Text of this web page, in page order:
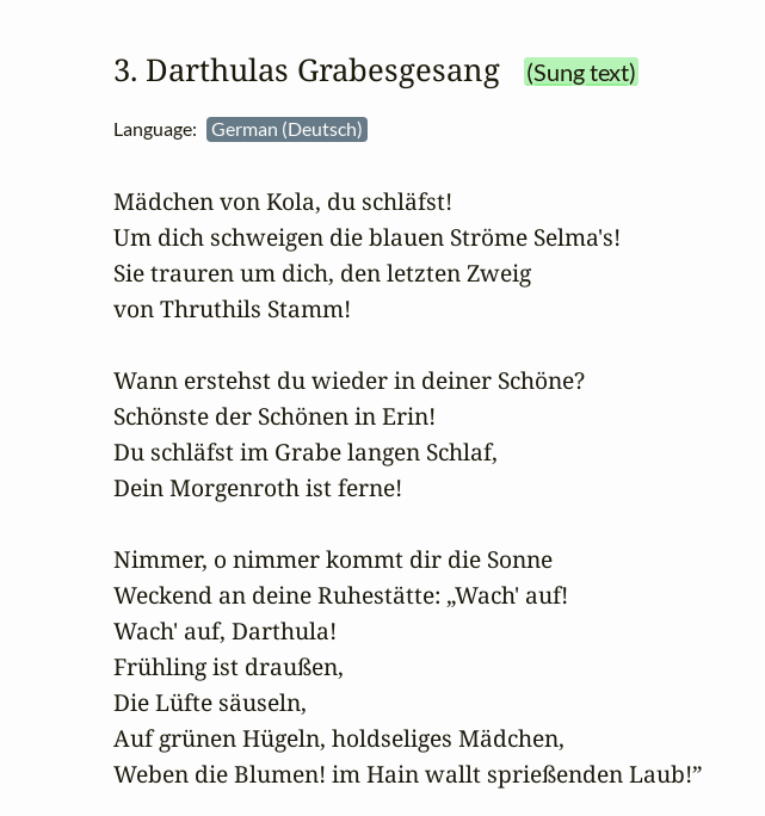
3. Darthulas Grabesgesang (Sung text)
Language: German (Deutsch)
Mädchen von Kola, du schläfst!
Um dich schweigen die blauen Ströme Selma's!
Sie trauren um dich, den letzten Zweig
von Thruthils Stamm!
Wann erstehst du wieder in deiner Schöne?
Schönste der Schönen in Erin!
Du schläfst im Grabe langen Schlaf,
Dein Morgenroth ist ferne!
Nimmer, o nimmer kommt dir die Sonne
Weckend an deine Ruhestätte: „Wach' auf!
Wach' auf, Darthula!
Frühling ist draußen,
Die Lüfte säuseln,
Auf grünen Hügeln, holdseliges Mädchen,
Weben die Blumen! im Hain wallt sprießenden Laub!”